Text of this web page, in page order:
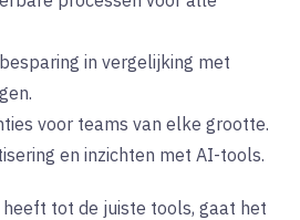
in vergelijking met
voor teams van elke grootte.
en inzichten met AI-tools.
tot de juiste tools, gaat het